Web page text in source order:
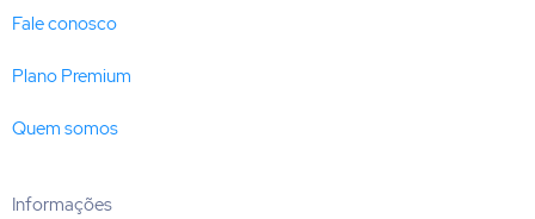
Fale conosco
Plano Premium
Quem somos
Informações